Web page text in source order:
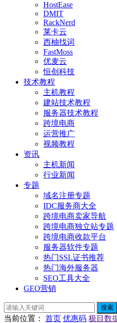
HostEase
DMIT
RackNerd
莱卡云
西柚找词
FastMoss
优麦云
恒创科技
技术教程
主机教程
建站技术教程
服务器技术教程
跨境电商
运营推广
视频教程
资讯
主机新闻
行业新闻
专题
域名注册专题
IDC服务商大全
跨境电商卖家导航
跨境电商独立站专题
跨境电商收款平台
服务器软件专题
热门SSL证书推荐
热门海外服务器
SEO工具大全
GEO营销
搜索
当前位置 ： 首页 优惠码 极目数